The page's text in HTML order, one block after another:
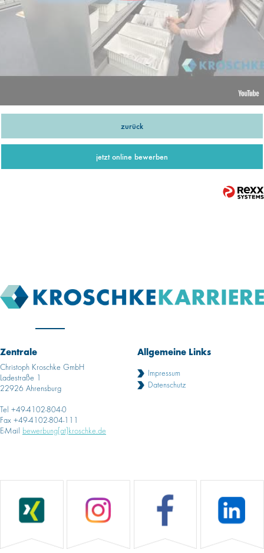
zurück
jetzt online bewerben
Zentrale
Christoph Kroschke GmbH
Ladestraße 1
22926 Ahrensburg
Tel +49-4102-804-0
Fax +49-4102-804-111
E-Mail bewerbung[at]kroschke.de
Allgemeine Links
Impressum
Datenschutz